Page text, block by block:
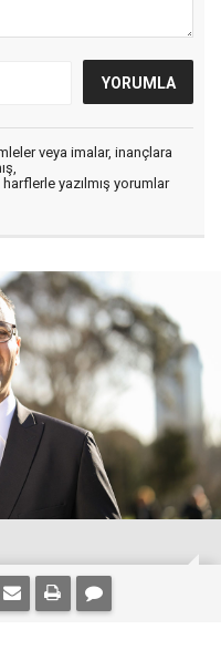
veya imalar, inançlara
yazılmış yorumlar